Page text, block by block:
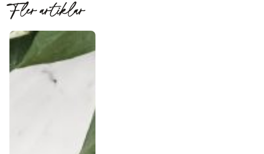
Fler artiklar